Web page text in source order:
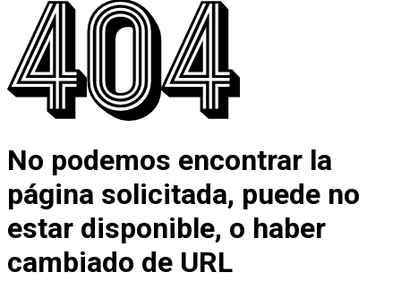
No podemos encontrar la
página solicitada, puede no
estar disponible, o haber
cambiado de URL